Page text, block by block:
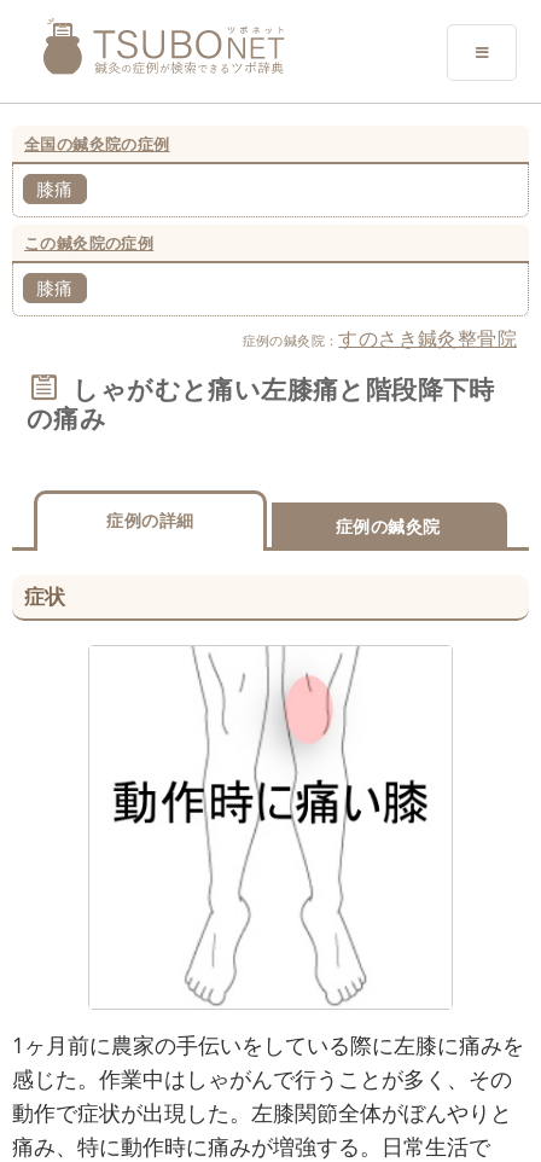
全国の鍼灸院の症例
膝痛
この鍼灸院の症例
膝痛
症例の鍼灸院：すのさき鍼灸整骨院
しゃがむと痛い左膝痛と階段降下時
の痛み
症例の詳細 症例の鍼灸院
症状
1ヶ月前に農家の手伝いをしている際に左膝に痛みを
感じた。作業中はしゃがんで行うことが多く、その
動作で症状が出現した。左膝関節全体がぼんやりと
痛み、特に動作時に痛みが増強する。日常生活で